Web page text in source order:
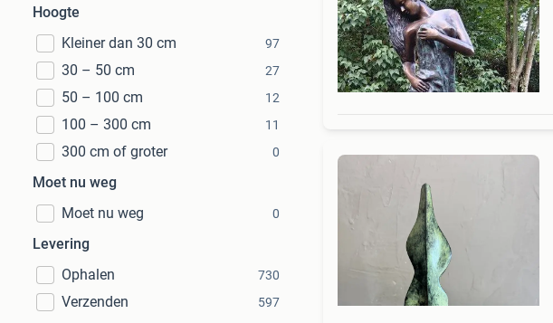
Hoogte
Kleiner dan 30 cm
97
30 – 50 cm 27
50 – 100 cm 12
100 – 300 cm 11
300 cm of groter 0
Moet nu weg
Moet nu weg
0
Levering
Ophalen
730
Verzenden 597